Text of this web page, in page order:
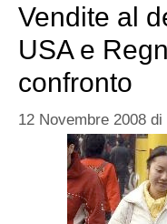
Vendite al
USA e
confronto
12 Novembre 2008 di